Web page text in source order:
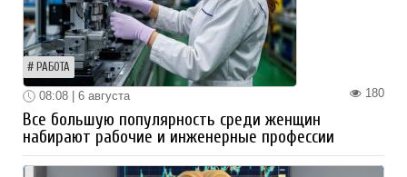
РАБОТА
180
08:08 | 6 августа
Все большую популярность среди женщин
набирают рабочие и инженерные профессии